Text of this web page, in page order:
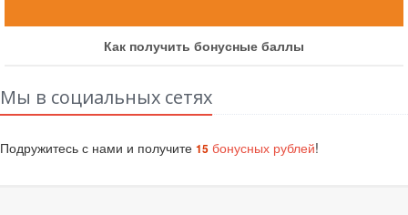
Как получить бонусные баллы
Мы в социальных сетях
Подружитесь с нами и получите 15 бонусных рублей!